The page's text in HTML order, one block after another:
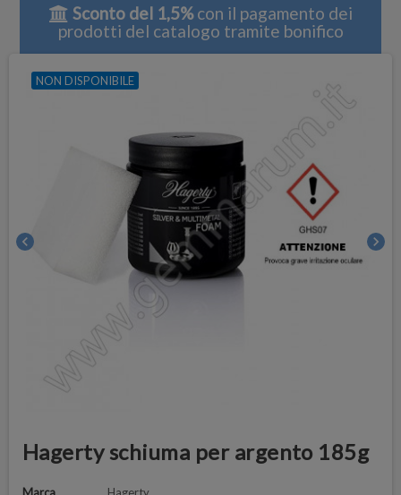
Sconto del 1,5%con il pagamento dei
prodotti del catalogo tramite bonifico
chevron_left chevron_right
NON DISPONIBILE
Hagerty schiuma per argento 185g